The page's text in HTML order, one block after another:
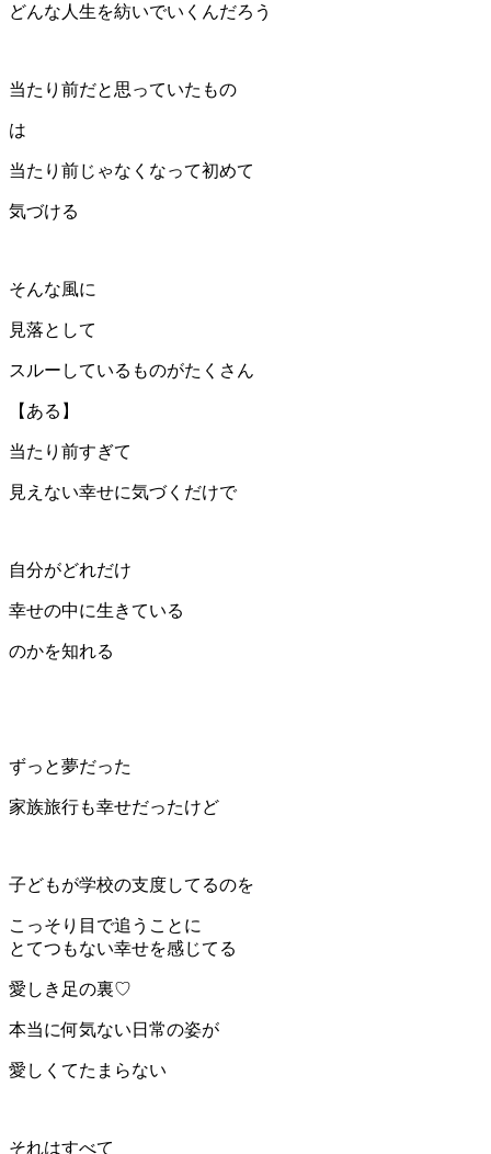
どんな人生を紡いでいくんだろう
当たり前だと思っていたもの
は
当たり前じゃなくなって初めて
気づける
そんな風に
見落として
スルーしているものがたくさん
【ある】
当たり前すぎて
見えない幸せに気づくだけで
自分がどれだけ
幸せの中に生きている
のかを知れる
ずっと夢だった
家族旅行も幸せだったけど
子どもが学校の支度してるのを
こっそり目で追うことに
とてつもない幸せを感じてる
愛しき足の裏♡
本当に何気ない日常の姿が
愛しくてたまらない
それはすべて